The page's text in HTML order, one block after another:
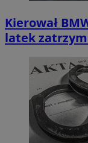
Kierował
latek